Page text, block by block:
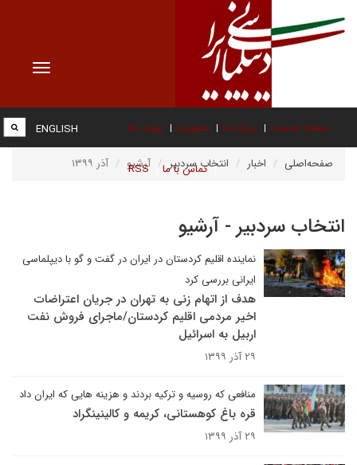
Toggle
صفحه نخست درباره ما عضویت پیوند ها
تماس با ما RSS
ENGLISH
صفحه‌اصلی اخبار انتخاب سردبیر آرشیو آذر ۱۳۹۹
انتخاب سردبیر - آرشیو
نماینده اقلیم کردستان در ایران در گفت و گو با دیپلماسی
ایرانی بررسی کرد
هدف از اتهام زنی به تهران در جریان اعتراضات
اخیر مردمی اقلیم کردستان/ماجرای فروش نفت
اربیل به اسرائیل
۲۹ آذر ۱۳۹۹
منافعی که روسیه و ترکیه بردند و هزینه هایی که ایران داد
قره باغ کوهستانی، کریمه و کالینینگراد
۲۹ آذر ۱۳۹۹